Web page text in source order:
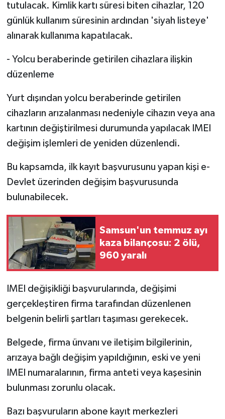
tutulacak. Kimlik kartı süresi biten cihazlar, 120
günlük kullanım süresinin ardından 'siyah listeye'
alınarak kullanıma kapatılacak.
- Yolcu beraberinde getirilen cihazlara ilişkin
düzenleme
Yurt dışından yolcu beraberinde getirilen
cihazların arızalanması nedeniyle cihazın veya ana
kartının değiştirilmesi durumunda yapılacak IMEI
değişim işlemleri de yeniden düzenlendi.
Bu kapsamda, ilk kayıt başvurusunu yapan kişi e-
Devlet üzerinden değişim başvurusunda
bulunabilecek.
Samsun'un temmuz ayı
kaza bilançosu: 2 ölü,
960 yaralı
IMEI değişikliği başvurularında, değişimi
gerçekleştiren firma tarafından düzenlenen
belgenin belirli şartları taşıması gerekecek.
Belgede, firma ünvanı ve iletişim bilgilerinin,
arızaya bağlı değişim yapıldığının, eski ve yeni
IMEI numaralarının, firma anteti veya kaşesinin
bulunması zorunlu olacak.
Bazı başvuruların abone kayıt merkezleri